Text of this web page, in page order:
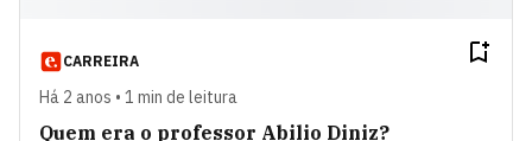
CARREIRA
Há 2 anos • 1 min de leitura
Quem era o professor Abilio Diniz?